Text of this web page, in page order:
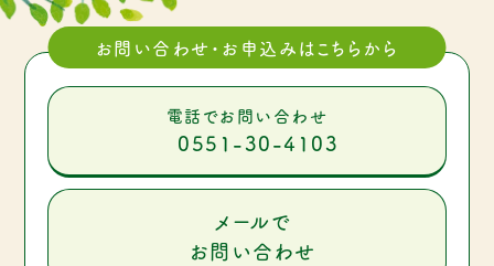
お問い合わせ・お申込みはこちらから
電話でお問い合わせ
0551-30-4103
メールで
お問い合わせ